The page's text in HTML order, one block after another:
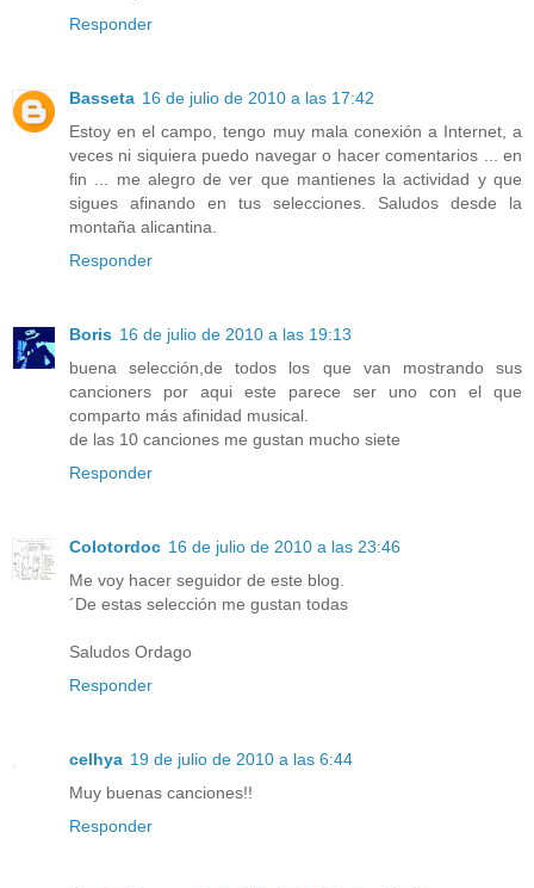
Responder
Basseta 16 de julio de 2010 a las 17:42
Estoy en el campo, tengo muy mala conexión a Internet, a
veces ni siquiera puedo navegar o hacer comentarios ... en
fin ... me alegro de ver que mantienes la actividad y que
sigues afinando en tus selecciones. Saludos desde la
montaña alicantina.
Responder
Boris 16 de julio de 2010 a las 19:13
buena selección,de todos los que van mostrando sus
cancioners por aqui este parece ser uno con el que
comparto más afinidad musical.
de las 10 canciones me gustan mucho siete
Responder
Colotordoc 16 de julio de 2010 a las 23:46
Me voy hacer seguidor de este blog.
´De estas selección me gustan todas
Saludos Ordago
Responder
celhya 19 de julio de 2010 a las 6:44
Muy buenas canciones!!
Responder